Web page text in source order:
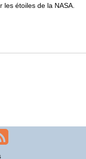
les étoiles de la NASA.